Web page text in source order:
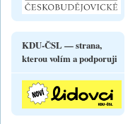
KDU-ČSL — strana,
kterou volím a podporuji